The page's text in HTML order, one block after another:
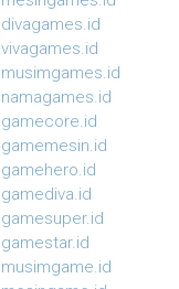
divagames.id
vivagames.id
musimgames.id
namagames.id
gamecore.id
gamemesin.id
gamehero.id
gamediva.id
gamesuper.id
gamestar.id
musimgame.id